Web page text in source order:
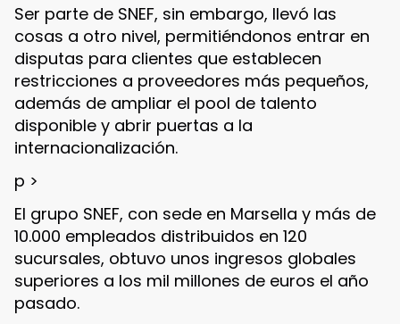
Ser parte de SNEF, sin embargo, llevó las
cosas a otro nivel, permitiéndonos entrar en
disputas para clientes que establecen
restricciones a proveedores más pequeños,
además de ampliar el pool de talento
disponible y abrir puertas a la
internacionalización.
p >
El grupo SNEF, con sede en Marsella y más de
10.000 empleados distribuidos en 120
sucursales, obtuvo unos ingresos globales
superiores a los mil millones de euros el año
pasado.